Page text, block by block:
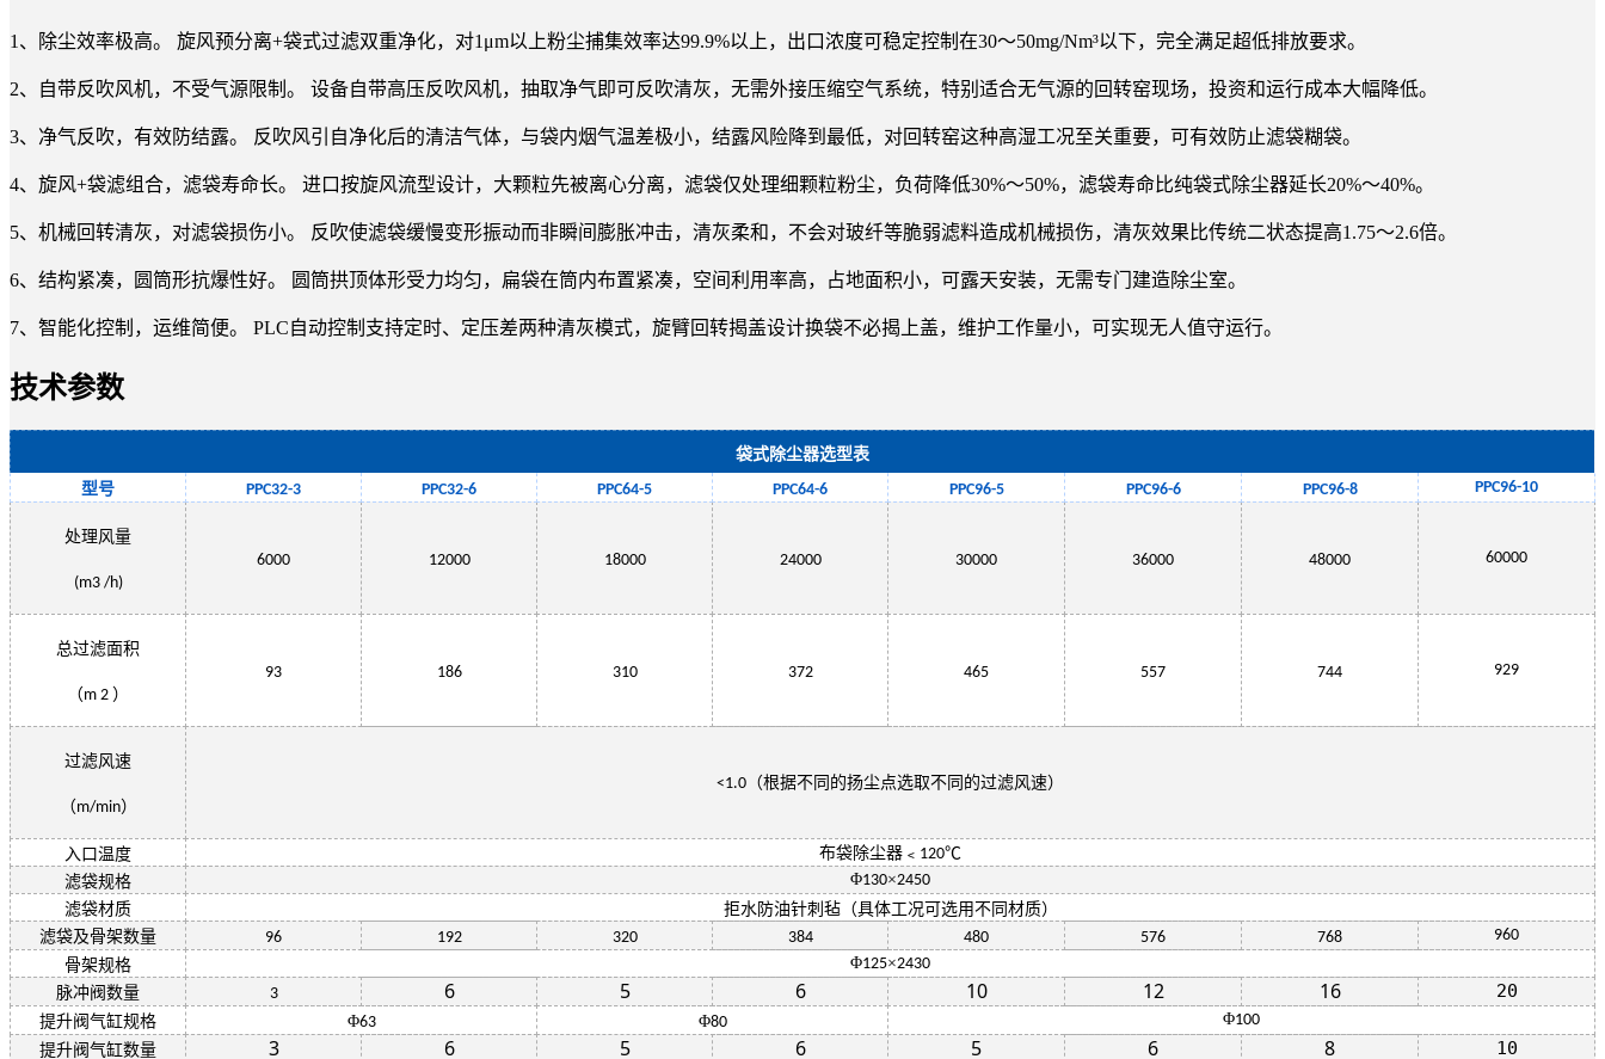
1、除尘效率极高。 旋风预分离+袋式过滤双重净化，对1μm以上粉尘捕集效率达99.9%以上，出口浓度可稳定控制在30～50mg/Nm³以下，完全满足超低排放要求。
2、自带反吹风机，不受气源限制。 设备自带高压反吹风机，抽取净气即可反吹清灰，无需外接压缩空气系统，特别适合无气源的回转窑现场，投资和运行成本大幅降低。
3、净气反吹，有效防结露。 反吹风引自净化后的清洁气体，与袋内烟气温差极小，结露风险降到最低，对回转窑这种高湿工况至关重要，可有效防止滤袋糊袋。
4、旋风+袋滤组合，滤袋寿命长。 进口按旋风流型设计，大颗粒先被离心分离，滤袋仅处理细颗粒粉尘，负荷降低30%～50%，滤袋寿命比纯袋式除尘器延长20%～40%。
5、机械回转清灰，对滤袋损伤小。 反吹使滤袋缓慢变形振动而非瞬间膨胀冲击，清灰柔和，不会对玻纤等脆弱滤料造成机械损伤，清灰效果比传统二状态提高1.75～2.6倍。
6、结构紧凑，圆筒形抗爆性好。 圆筒拱顶体形受力均匀，扁袋在筒内布置紧凑，空间利用率高，占地面积小，可露天安装，无需专门建造除尘室。
7、智能化控制，运维简便。 PLC自动控制支持定时、定压差两种清灰模式，旋臂回转揭盖设计换袋不必揭上盖，维护工作量小，可实现无人值守运行。
技术参数
袋式除尘器选型表
型号
PPC32-3 PPC32-6 PPC64-5 PPC64-6 PPC96-5 PPC96-6 PPC96-8 PPC96-10
处理风量
(m3 /h)
6000 12000 18000 24000 30000 36000 48000 60000
总过滤面积
（m 2 ）
93 186 310 372 465 557 744 929
过滤风速
（m/min）
<1.0 （根据不同的扬尘点选取不同的过滤风速）
入口温度 布袋除尘器﹤ 120℃
滤袋规格
Φ130×2450
滤袋材质
拒水防油针刺毡（具体工况可选用不同材质）
滤袋及骨架数量
96 192 320 384 480 576 768
960
骨架规格
Φ125×2430
脉冲阀数量
3 6 5 6 10 12 16 20
提升阀气缸规格 Φ63 Φ80 Φ100
提升阀气缸数量
3 6 5 6 5 6 8 10